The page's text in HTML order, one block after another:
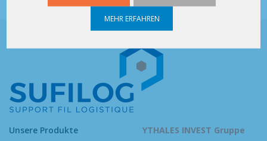
MEHR ERFAHREN
Unsere Produkte
YTHALES INVEST Gruppe